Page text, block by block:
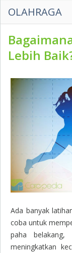
OLAHRAGA
Lebih
Ada banyak
coba untuk
paha
meningkatkan